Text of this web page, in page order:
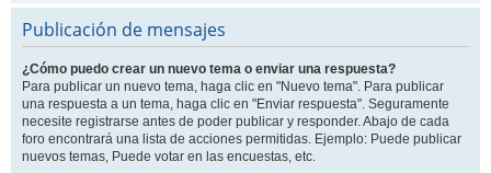
Publicación de mensajes
¿Cómo puedo crear un nuevo tema o enviar una respuesta?
Para publicar un nuevo tema, haga clic en "Nuevo tema". Para publicar
una respuesta a un tema, haga clic en "Enviar respuesta". Seguramente
necesite registrarse antes de poder publicar y responder. Abajo de cada
foro encontrará una lista de acciones permitidas. Ejemplo: Puede publicar
nuevos temas, Puede votar en las encuestas, etc.